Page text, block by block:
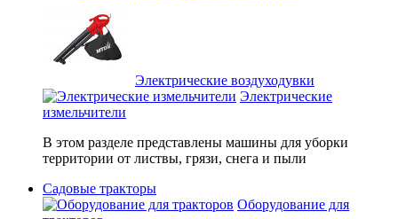
Электрические воздуходувки
Электрические
измельчители
В этом разделе представлены машины для уборки
территории от листвы, грязи, снега и пыли
Садовые тракторы
Оборудование для